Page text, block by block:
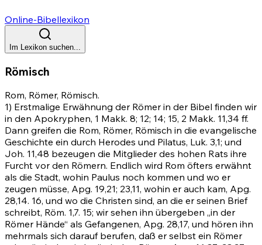
Online-Bibellexikon
Im Lexikon suchen...
Römisch
Rom, Römer, Römisch.
1) Erstmalige Erwähnung der Römer in der Bibel finden wir
in den Apokryphen, 1 Makk. 8; 12; 14; 15, 2 Makk. 11,34 ff.
Dann greifen die Rom, Römer, Römisch in die evangelische
Geschichte ein durch Herodes und Pilatus, Luk. 3,1; und
Joh. 11,48 bezeugen die Mitglieder des hohen Rats ihre
Furcht vor den Römern. Endlich wird Rom öfters erwähnt
als die Stadt, wohin Paulus noch kommen und wo er
zeugen müsse, Apg. 19,21; 23,11, wohin er auch kam, Apg.
28,14. 16, und wo die Christen sind, an die er seinen Brief
schreibt, Röm. 1,7. 15; wir sehen ihn übergeben „in der
Römer Hände“ als Gefangenen, Apg. 28,17, und hören ihn
mehrmals sich darauf berufen, daß er selbst ein Römer